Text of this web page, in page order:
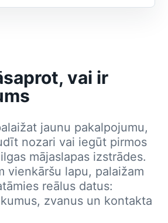
vai ir
jaunu pakalpojumu,
nozari vai iegūt pirmos
mājaslapas izstrādes.
vienkāršu lapu, palaižam
reālus datus:
zvanus un kontakta